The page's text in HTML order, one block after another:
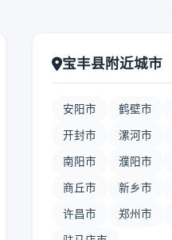
宝丰县附近城市
安阳市 鹤壁市
开封市 漯河市
南阳市 濮阳市
商丘市 新乡市
许昌市 郑州市